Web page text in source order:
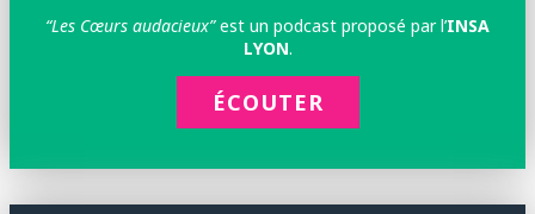
“Les Cœurs audacieux”est un podcast proposé par l’INSA
LYON.
ÉCOUTER